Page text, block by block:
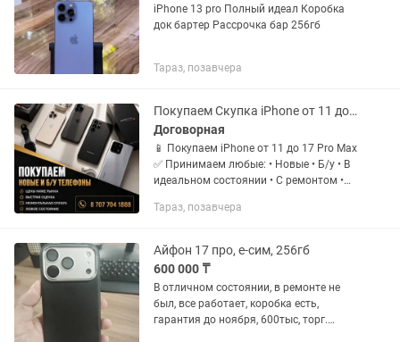
iPhone 13 pro Полный идеал Коробка
док бартер Рассрочка бар 256гб
Тараз, позавчера
Покупаем Скупка iPhone от 11 до 17 Pro Max 24/7
Договорная
📱 Покупаем iPhone от 11 до 17 Pro Max
✅ Принимаем любые: • Новые • Б/у • В
идеальном состоянии • С ремонтом •
Неисправные • После воды • С любыми
Тараз, позавчера
Айфон 17 про, е-сим, 256гб
600 000 ₸
В отличном состоянии, в ремонте не
был, все работает, коробка есть,
гарантия до ноября, 600тыс, торг.